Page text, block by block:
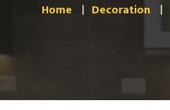
Home Decoration